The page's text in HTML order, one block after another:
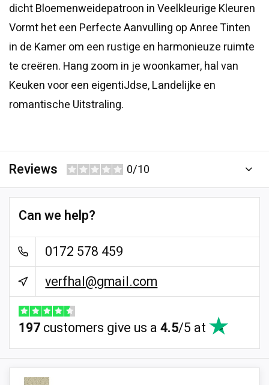
dicht Bloemenweidepatroon in Veelkleurige Kleuren
Vormt het een Perfecte Aanvulling op Anree Tinten
in de Kamer om een ​​rustige en harmonieuze ruimte
te creëren. Hang zoom in je woonkamer, hal van
Keuken voor een eigentiJdse, Landelijke en
romantische Uitstraling.
Reviews 0/10
Can we help?
0172 578 459
verfhal@gmail.com
197customers give us a4.5/5 at